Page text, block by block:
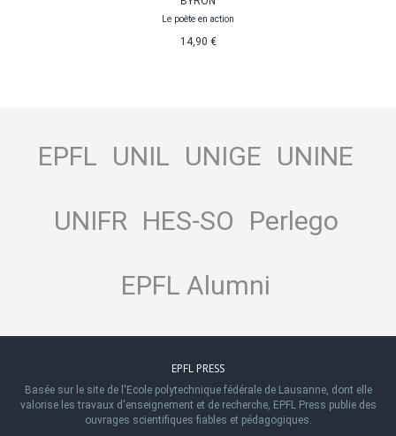
Le poète en action
14,90 €
EPFL UNIL UNIGE UNINE
UNIFR HES-SO Perlego
EPFL Alumni
EPFL PRESS
Basée sur le site de l'Ecole polytechnique fédérale de Lausanne, dont elle
valorise les travaux d'enseignement et de recherche, EPFL Press publie des
ouvrages scientifiques fiables et pédagogiques.